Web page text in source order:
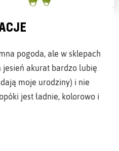
pogoda, ale w sklepach
jesień akurat bardzo lubię
moje urodziny) i nie
jest ładnie, kolorowo i